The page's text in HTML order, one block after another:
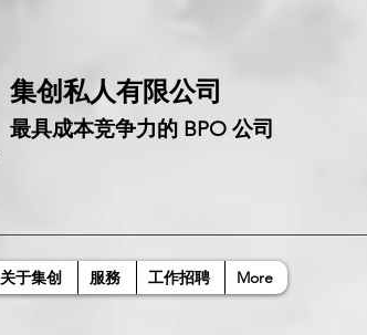
​集创私人有限公司
最具成本竞争力的 BPO 公司
关于集创 服務 工作招聘 More